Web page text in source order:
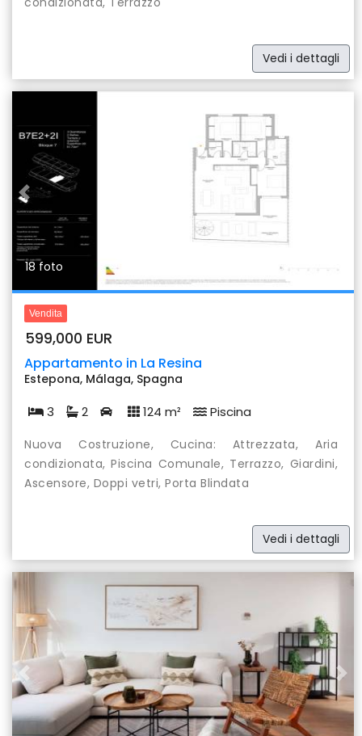
Vedi i dettagli
Previous
18 foto
Vendita
599,000 EUR
Appartamento in La Resina
Estepona, Málaga, Spagna
3 2 124 m² Piscina
Nuova Costruzione, Cucina: Attrezzata, Aria
condizionata, Piscina Comunale, Terrazzo, Giardini,
Ascensore, Doppi vetri, Porta Blindata
Vedi i dettagli
Previous